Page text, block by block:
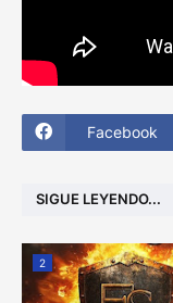
Facebook
SIGUE LEYENDO...
2